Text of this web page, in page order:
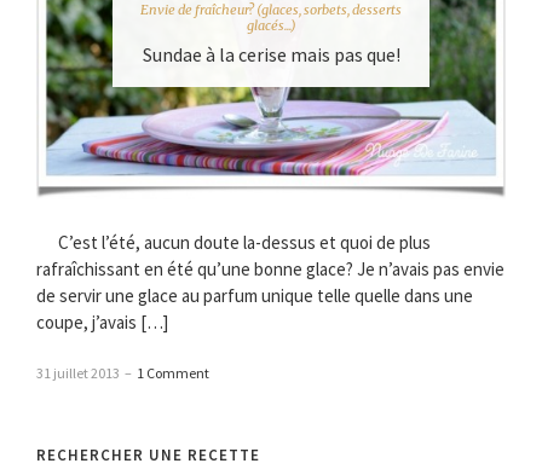
Envie de fraîcheur? (glaces, sorbets, desserts
glacés...)
Sundae à la cerise mais pas que!
C’est l’été, aucun doute la-dessus et quoi de plus
rafraîchissant en été qu’une bonne glace? Je n’avais pas envie
de servir une glace au parfum unique telle quelle dans une
coupe, j’avais […]
31 juillet 2013 – 1 Comment
RECHERCHER UNE RECETTE